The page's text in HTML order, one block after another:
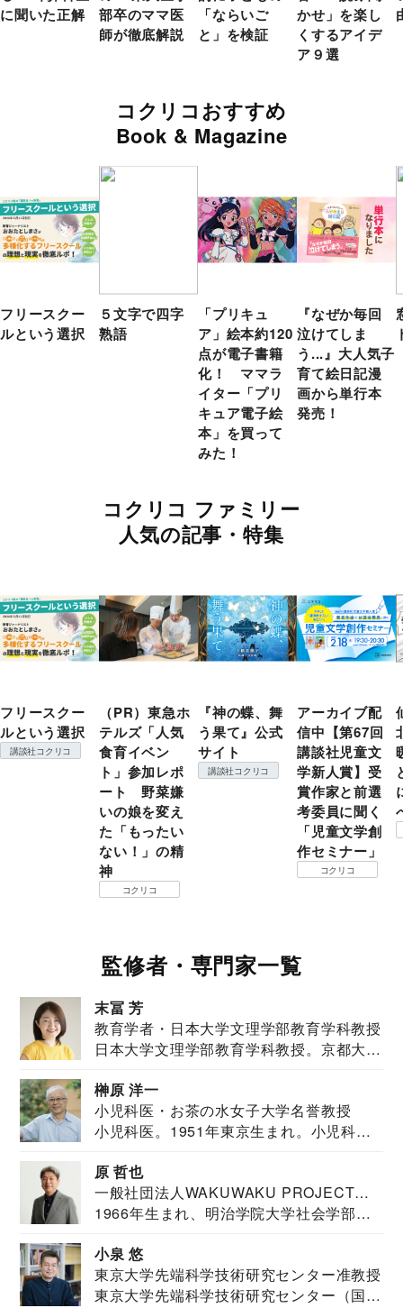
に聞いた正解
部卒のママ医
師が徹底解説
「ならいご
と」を検証
かせ」を楽し
くするアイデ
ア９選
コクリコおすすめ
Book & Magazine
フリースクー
ルという選択
５文字で四字
熟語
「プリキュ
ア」絵本約120
点が電子書籍
化！ ママラ
イター「プリ
キュア電子絵
本」を買って
みた！
『なぜか毎回
泣けてしま
う...』大人気子
育て絵日記漫
画から単行本
発売！
コクリコ ファミリー
人気の記事・特集
フリースクー
ルという選択
講談社コクリコ
（PR）東急ホ
テルズ「人気
食育イベン
ト」参加レポ
ート 野菜嫌
いの娘を変え
た「もったい
ない！」の精
神
コクリコ
『神の蝶、舞
う果て』公式
サイト
講談社コクリコ
アーカイブ配
信中【第67回
講談社児童文
学新人賞】受
賞作家と前選
考委員に聞く
「児童文学創
作セミナー」
コクリコ
監修者・専門家一覧
末冨 芳
教育学者・日本大学文理学部教育学科教授
日本大学文理学部教育学科教授。京都大学
榊原 洋一
小児科医・お茶の水女子大学名誉教授
小児科医。1951年東京生まれ。小児科
原 哲也
一般社団法人WAKUWAKU PROJECT
JAPAN代表・言語聴覚士・社会福祉士
1966年生まれ、明治学院大学社会学部福
小泉 悠
東京大学先端科学技術研究センター准教授
東京大学先端科学技術研究センター（国際